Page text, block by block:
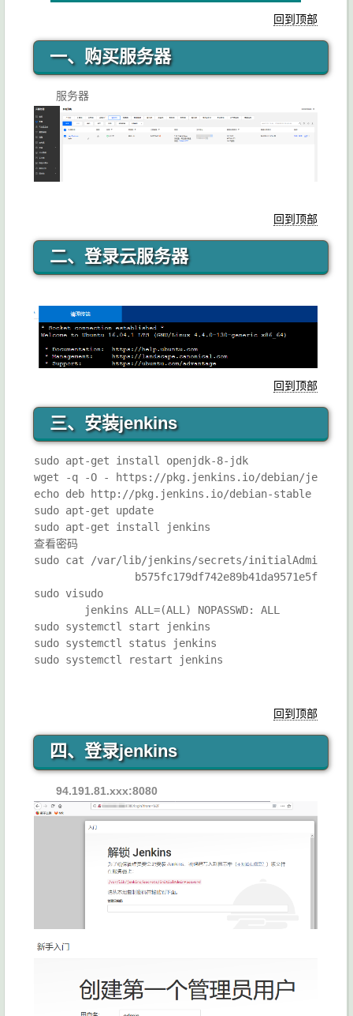
回到顶部
一、购买服务器
服务器
回到顶部
二、登录云服务器
回到顶部
三、安装jenkins
sudo apt-get install openjdk-8-jdk
wget -q -O - https://pkg.jenkins.io/debian/
echo deb http://pkg.jenkins.io/debian-stable
sudo apt-get update
sudo apt-get install jenkins
查看密码
sudo cat /var/lib/jenkins/secrets/
                b575fc179df742e89b41da9571e5f45e
sudo visudo
        jenkins ALL=(ALL) NOPASSWD: ALL
sudo systemctl start jenkins
sudo systemctl status jenkins
回到顶部
四、登录jenkins
94.191.81.xxx:8080